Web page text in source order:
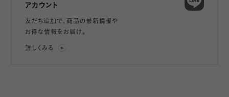
アカウント
友だち追加で、 商品の最新情報や
お得な情報をお届け。
詳しくみる